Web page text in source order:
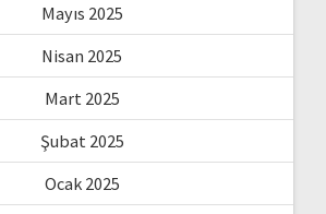
Mayıs 2025
Nisan 2025
Mart 2025
Şubat 2025
Ocak 2025